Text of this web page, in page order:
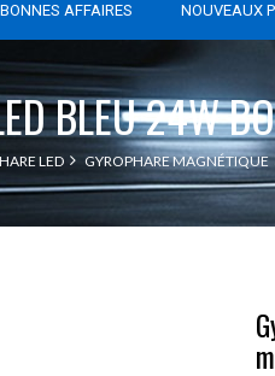
BONNES AFFAIRES NOUVEAUX
BLEU 24W
LED GYROPHARE MAGNÉTIQUE